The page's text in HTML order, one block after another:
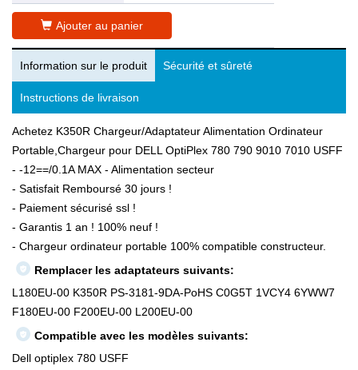
Ajouter au panier
Information sur le produit Sécurité et sûreté
Instructions de livraison
Achetez K350R Chargeur/Adaptateur Alimentation Ordinateur
Portable,Chargeur pour DELL OptiPlex 780 790 9010 7010 USFF
- -12==/0.1A MAX - Alimentation secteur
- Satisfait Remboursé 30 jours !
- Paiement sécurisé ssl !
- Garantis 1 an ! 100% neuf !
- Chargeur ordinateur portable 100% compatible constructeur.
Remplacer les adaptateurs suivants:
L180EU-00 K350R PS-3181-9DA-PoHS C0G5T 1VCY4 6YWW7
F180EU-00 F200EU-00 L200EU-00
Compatible avec les modèles suivants:
Dell optiplex 780 USFF